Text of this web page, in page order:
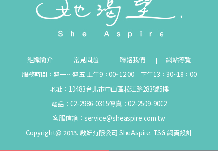
組織簡介 常見問題 聯絡我們
網站導覽
服務時間：週一～週五 上午9：00~12:00 下午13：30~18：00
地址：10483台北市中山區松江路283號5樓
電話：02-2986-0315傳真：02-2509-9002
客服信箱： service@sheaspire.com.tw
Copyright@ 2013. 啟妍有限公司 SheAspire. TSG 網頁設計